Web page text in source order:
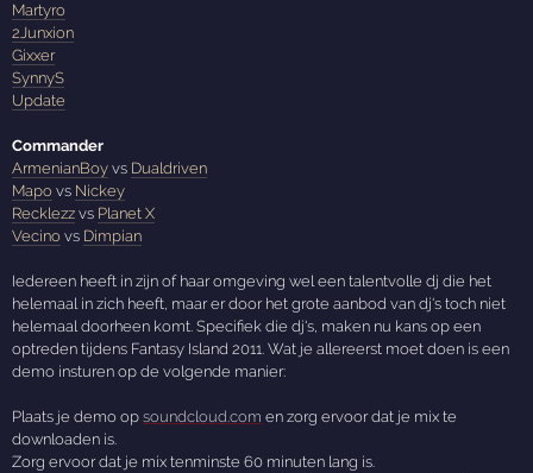
Martyro
2Junxion
Gixxer
SynnyS
Update
Commander
ArmenianBoy vs Dualdriven
Mapo vs Nickey
Recklezz vs Planet X
Vecino vs Dimpian
Iedereen heeft in zijn of haar omgeving wel een talentvolle dj die het
helemaal in zich heeft, maar er door het grote aanbod van dj's toch niet
helemaal doorheen komt. Specifiek die dj's, maken nu kans op een
optreden tijdens Fantasy Island 2011. Wat je allereerst moet doen is een
demo insturen op de volgende manier:
Plaats je demo opsoundcloud.com en zorg ervoor dat je mix te
downloaden is.
Zorg ervoor dat je mix tenminste 60 minuten lang is.